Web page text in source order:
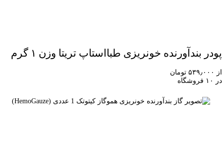
پودر بندآورنده خونریزی طبااستاپ تریتا وزن ۱ گرم
از ۵۳۹٫۰۰۰ تومان
در ۱۰ فروشگاه